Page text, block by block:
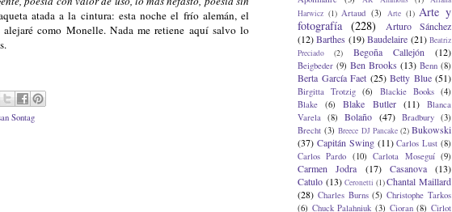
atada a la cintura: esta noche el frío alemán, el
como Monelle. Nada me retiene aquí salvo lo
Sontag
Harwicz (1) Artaud (3) Arte (1) Arte y
fotografía (228)
Arturo Sánchez
(12) Barthes (19) Baudelaire (21) Beatriz
Preciado
(2) Begoña Callejón (12)
Beigbeder (9) Ben Brooks (13) Benn (8)
Berta García Faet (25) Betty Blue (51)
Birgitta Trotzig (6) Blackie Books (4)
Blake
(6) Blake Butler (11)
Blanca
Varela
(8) Bolaño (47) Bradbury (3)
Brecht (3) Breece DJ Pancake (2) Bukowski
(37) Capitán Swing (11) Carlos Lust (8)
Carlos Pardo (10) Carlota Moseguí (9)
Carmen Jodra (17) Casanova
(13)
Catulo (13) Ceronetti (1) Chantal Maillard
(28) Charles Burns (5) Christophe Tarkos
(6) Chuck Palahniuk (3) Cioran (8) Cirlot